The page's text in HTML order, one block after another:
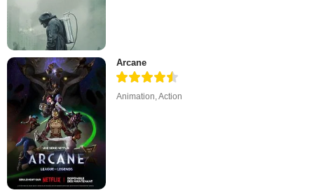
Arcane
Animation,Action